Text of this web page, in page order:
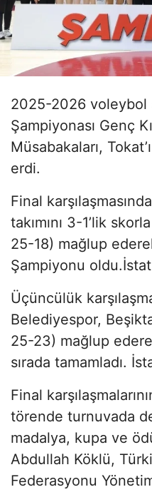
2025-2026 voleybol
Şampiyonası Genç
Müsabakaları,
erdi.
Final
takımını 3-1’lik
25-18) mağlup
Şampiyonu
Üçüncülük
Belediyespor,
25-23) mağlup
sırada tamamladı.
Final
törende turnuvada
madalya, kupa ve
Abdullah Köklü,
Federasyonu